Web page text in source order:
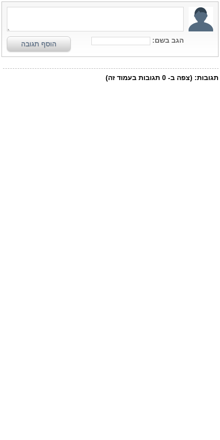
הגב בשם: הוסף תגובה
תגובות: (צפה ב- 0 תגובות בעמוד זה)